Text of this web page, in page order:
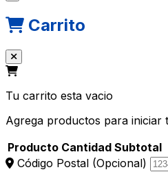
Carrito
Tu carrito esta vacio
Agrega productos para iniciar
Producto Cantidad Subtotal
Código Postal (Opcional)